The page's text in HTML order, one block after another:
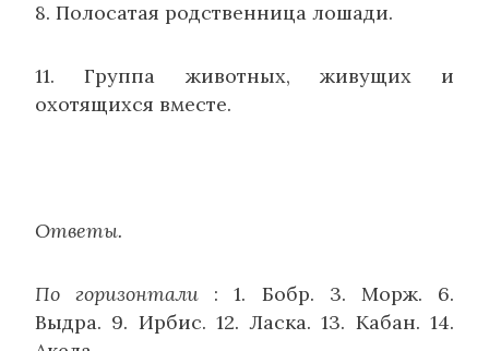
8. Полосатая родственница лошади.
11. Группа животных, живущих и
охотящихся вместе.
Ответы.
По горизонтали : 1. Бобр. 3. Морж. 6.
Выдра. 9. Ирбис. 12. Ласка. 13. Кабан. 14.